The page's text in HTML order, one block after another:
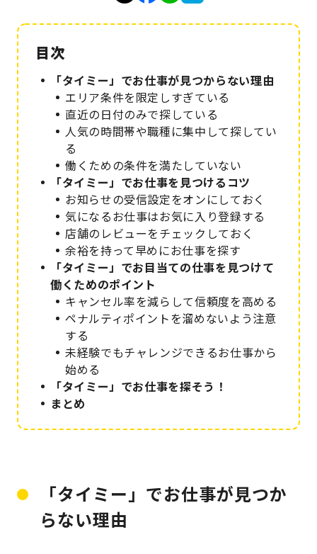
「タイミー」でお仕事が見つからない理由
エリア条件を限定しすぎている
直近の日付のみで探している
人気の時間帯や職種に集中して探してい
る
働くための条件を満たしていない
「タイミー」でお仕事を見つけるコツ
お知らせの受信設定をオンにしておく
気になるお仕事はお気に入り登録する
店舗のレビューをチェックしておく
余裕を持って早めにお仕事を探す
「タイミー」でお目当ての仕事を見つけて
働くためのポイント
キャンセル率を減らして信頼度を高める
ペナルティポイントを溜めないよう注意
する
未経験でもチャレンジできるお仕事から
始める
「タイミー」でお仕事を探そう！
まとめ
「タイミー」でお仕事が見つか
らない理由